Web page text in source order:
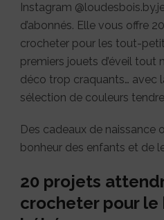
Instagram
d’abonnés. Elle vous offre
crocheter pour les tout-
premiers jouets d’éveil tout
déco trop craquants… avec
sélection de couleurs
Des cadeaux de naissance
bonheur des enfants et de
20 projets
crocheter pour le